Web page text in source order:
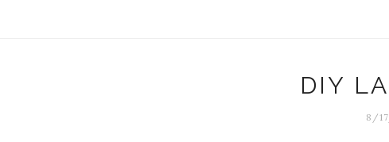
DIY
8/